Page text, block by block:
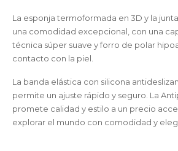
La esponja termoformada en 3D y la
una comodidad excepcional, con una
técnica súper suave y forro de polar
contacto con la piel.
La banda elástica con silicona
permite un ajuste rápido y seguro. La
promete calidad y estilo a un precio
explorar el mundo con comodidad y